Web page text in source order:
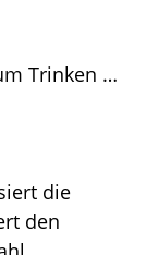
Trinken …
die
den